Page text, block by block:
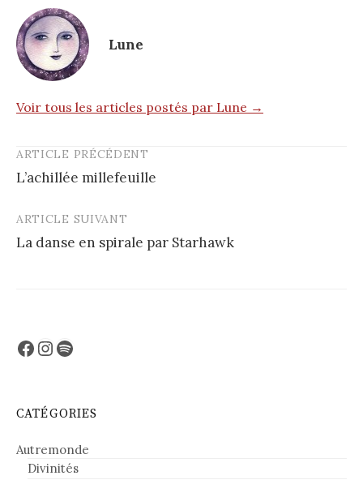
Lune
Voir tous les articles postés par Lune →
Post
navigation
ARTICLE PRÉCÉDENT
L’achillée millefeuille
ARTICLE SUIVANT
La danse en spirale par Starhawk
Facebook
Instagram
Spotify
CATÉGORIES
Autremonde
Divinités